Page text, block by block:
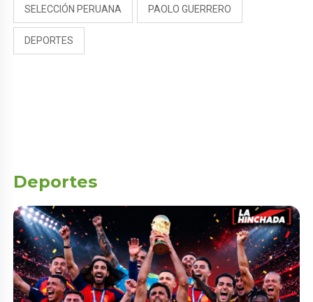
SELECCIÓN PERUANA PAOLO GUERRERO
DEPORTES
Deportes